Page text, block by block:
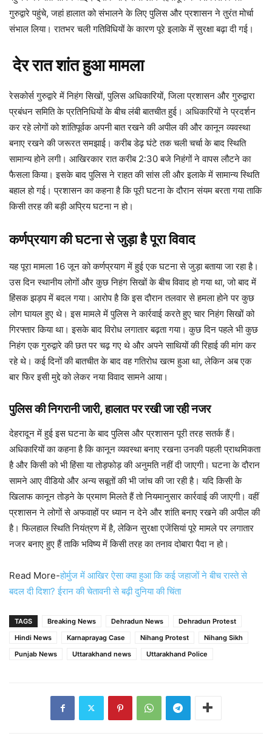
गुरुद्वारे पहुंचे, जहां हालात को संभालने के लिए पुलिस और प्रशासन ने तुरंत मोर्चा
संभाल लिया। रातभर चली गतिविधियों के कारण पूरे इलाके में सुरक्षा बढ़ा दी गई।
देर रात शांत हुआ मामला
रेसकोर्स गुरुद्वारे में निहंग सिखों, पुलिस अधिकारियों, जिला प्रशासन और गुरुद्वारा
प्रबंधन समिति के प्रतिनिधियों के बीच लंबी बातचीत हुई। अधिकारियों ने प्रदर्शन
कर रहे लोगों को शांतिपूर्वक अपनी बात रखने की अपील की और कानून व्यवस्था
बनाए रखने की जरूरत समझाई। करीब डेढ़ घंटे तक चली चर्चा के बाद स्थिति
सामान्य होने लगी। आखिरकार रात करीब 2:30 बजे निहंगों ने वापस लौटने का
फैसला किया। इसके बाद पुलिस ने राहत की सांस ली और इलाके में सामान्य स्थिति
बहाल हो गई। प्रशासन का कहना है कि पूरी घटना के दौरान संयम बरता गया ताकि
किसी तरह की बड़ी अप्रिय घटना न हो।
कर्णप्रयाग की घटना से जुड़ा है पूरा विवाद
यह पूरा मामला 16 जून को कर्णप्रयाग में हुई एक घटना से जुड़ा बताया जा रहा है।
उस दिन स्थानीय लोगों और कुछ निहंग सिखों के बीच विवाद हो गया था, जो बाद में
हिंसक झड़प में बदल गया। आरोप है कि इस दौरान तलवार से हमला होने पर कुछ
लोग घायल हुए थे। इस मामले में पुलिस ने कार्रवाई करते हुए चार निहंग सिखों को
गिरफ्तार किया था। इसके बाद विरोध लगातार बढ़ता गया। कुछ दिन पहले भी कुछ
निहंग एक गुरुद्वारे की छत पर चढ़ गए थे और अपने साथियों की रिहाई की मांग कर
रहे थे। कई दिनों की बातचीत के बाद वह गतिरोध खत्म हुआ था, लेकिन अब एक
बार फिर इसी मुद्दे को लेकर नया विवाद सामने आया।
पुलिस की निगरानी जारी, हालात पर रखी जा रही नजर
देहरादून में हुई इस घटना के बाद पुलिस और प्रशासन पूरी तरह सतर्क हैं।
अधिकारियों का कहना है कि कानून व्यवस्था बनाए रखना उनकी पहली प्राथमिकता
है और किसी को भी हिंसा या तोड़फोड़ की अनुमति नहीं दी जाएगी। घटना के दौरान
सामने आए वीडियो और अन्य सबूतों की भी जांच की जा रही है। यदि किसी के
खिलाफ कानून तोड़ने के प्रमाण मिलते हैं तो नियमानुसार कार्रवाई की जाएगी। वहीं
प्रशासन ने लोगों से अफवाहों पर ध्यान न देने और शांति बनाए रखने की अपील की
है। फिलहाल स्थिति नियंत्रण में है, लेकिन सुरक्षा एजेंसियां पूरे मामले पर लगातार
नजर बनाए हुए हैं ताकि भविष्य में किसी तरह का तनाव दोबारा पैदा न हो।
Read More-होर्मुज में आखिर ऐसा क्या हुआ कि कई जहाजों ने बीच रास्ते से
बदल दी दिशा? ईरान की चेतावनी से बढ़ी दुनिया की चिंता
TAGS Breaking News Dehradun News
Dehradun Protest
Hindi News
Karnaprayag Case Nihang Protest
Nihang Sikh
Punjab News
Uttarakhand news Uttarakhand Police